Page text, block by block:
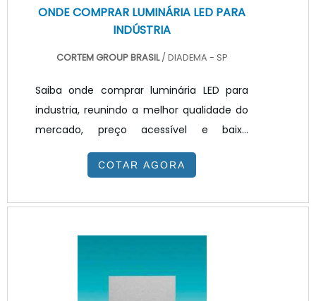
ONDE COMPRAR LUMINÁRIA LED PARA
INDÚSTRIA
CORTEM GROUP BRASIL/ DIADEMA - SP
Saiba onde comprar luminária LED para
industria, reunindo a melhor qualidade do
mercado, preço acessível e baixo
consumo de energia, sendo assim possível
obter excelência em custo beneficio,
entre outros. A qualidade destes
COTAR AGORA